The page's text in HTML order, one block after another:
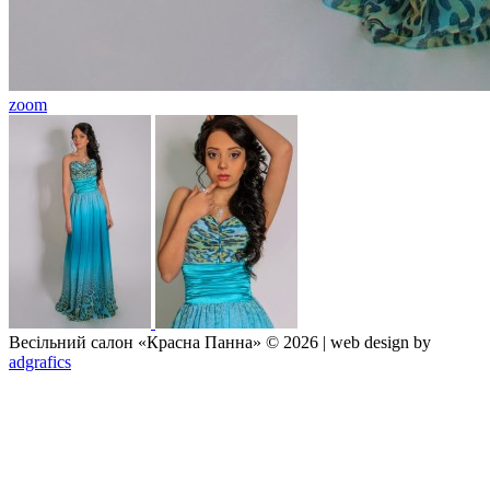
zoom
Весільний салон «Красна Панна» © 2026 | web design by
adgrafics